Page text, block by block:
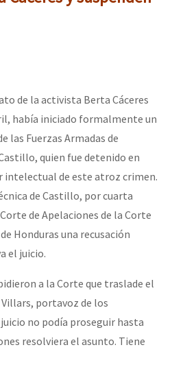
saiba! Nossas lutas pela
30 años de Resistencia y
de la activista Berta Cáceres
había iniciado formalmente un
las Fuerzas Armadas de
quien fue detenido en
intelectual de este atroz crimen.
de Castillo, por cuarta
de Apelaciones de la Corte
Honduras una recusación
el juicio.
a la Corte que traslade el
portavoz de los
no podía proseguir hasta
resolviera el asunto. Tiene